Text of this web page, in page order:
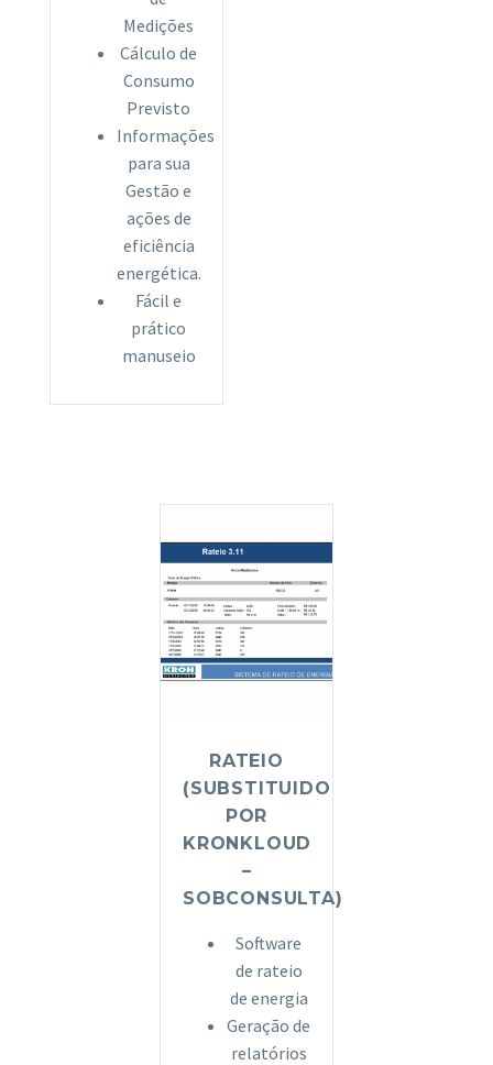
Medições
Cálculo de
Consumo
Previsto
Informações
para sua
Gestão e
ações de
eficiência
energética.
Fácil e
prático
manuseio
RATEIO
(SUBSTITUIDO
POR
KRONKLOUD
–
SOBCONSULTA)
Software
de rateio
de energia
Geração de
relatórios